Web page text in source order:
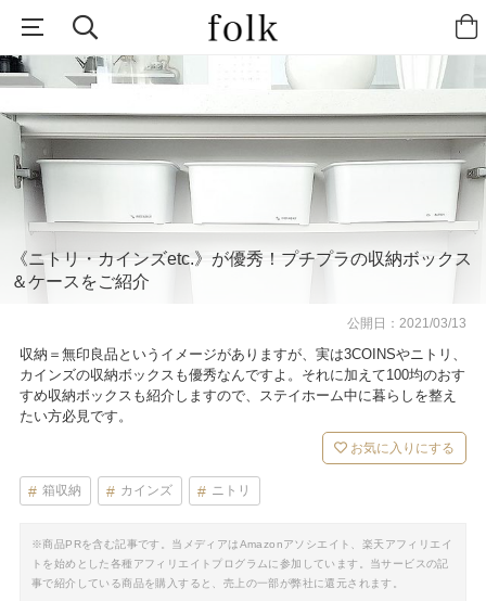
《ニトリ・カインズetc.》が優秀！プチプラの収納ボックス
＆ケースをご紹介
公開日：2021/03/13
収納＝無印良品というイメージがありますが、実は3COINSやニトリ、
カインズの収納ボックスも優秀なんですよ。それに加えて100均のおす
すめ収納ボックスも紹介しますので、ステイホーム中に暮らしを整え
たい方必見です。
お気に入りにする
箱収納 カインズ ニトリ
※商品PRを含む記事です。当メディアはAmazonアソシエイト、楽天アフィリエイ
トを始めとした各種アフィリエイトプログラムに参加しています。当サービスの記
事で紹介している商品を購入すると、売上の一部が弊社に還元されます。